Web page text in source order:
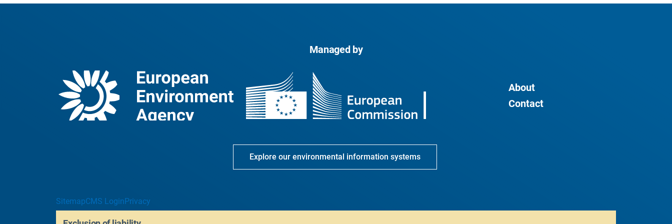
Managed by
About
Contact
Explore our environmental information systems
SitemapCMS LoginPrivacy